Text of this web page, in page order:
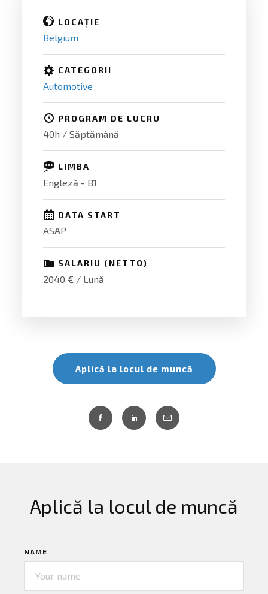
LOCAȚIE
Belgium
CATEGORII
Automotive
PROGRAM DE LUCRU
40h / Săptămână
LIMBA
Engleză - B1
DATA START
ASAP
SALARIU (NETTO)
2040 € / Lună
Aplică la locul de muncă
Aplică la locul de muncă
NAME